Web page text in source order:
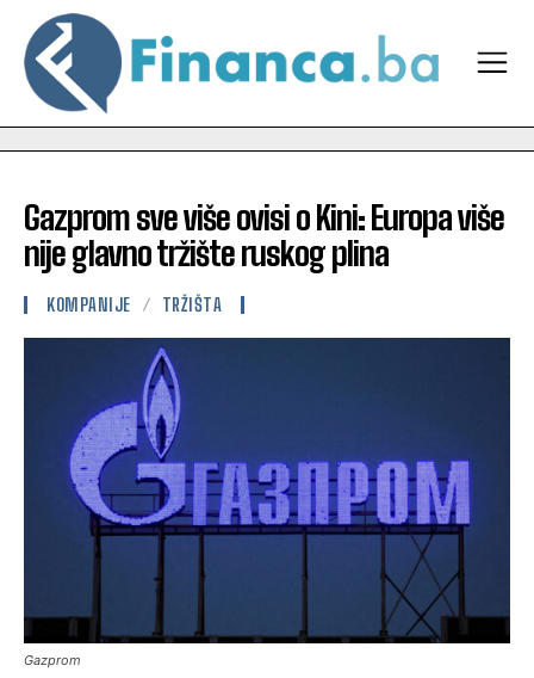
Gazprom sve više ovisi o Kini: Europa više
nije glavno tržište ruskog plina
KOMPANIJE TRŽIŠTA
Gazprom